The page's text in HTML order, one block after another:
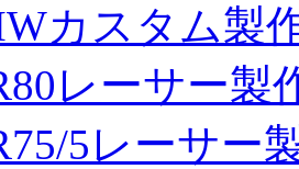
カスタム製
レーサー製
5レーサー